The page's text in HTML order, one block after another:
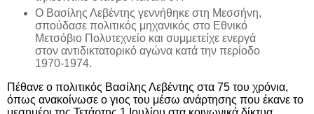
Ο Βασίλης Λεβέντης γεννήθηκε στη Μεσσήνη,
σπούδασε πολιτικός μηχανικός στο Εθνικό
Μετσόβιο Πολυτεχνείο και συμμετείχε ενεργά
στον αντιδικτατορικό αγώνα κατά την περίοδο
1970-1974.
Πέθανε ο πολιτικός Βασίλης Λεβέντης στα 75 του χρόνια,
όπως ανακοίνωσε ο γιος του μέσω ανάρτησης που έκανε το